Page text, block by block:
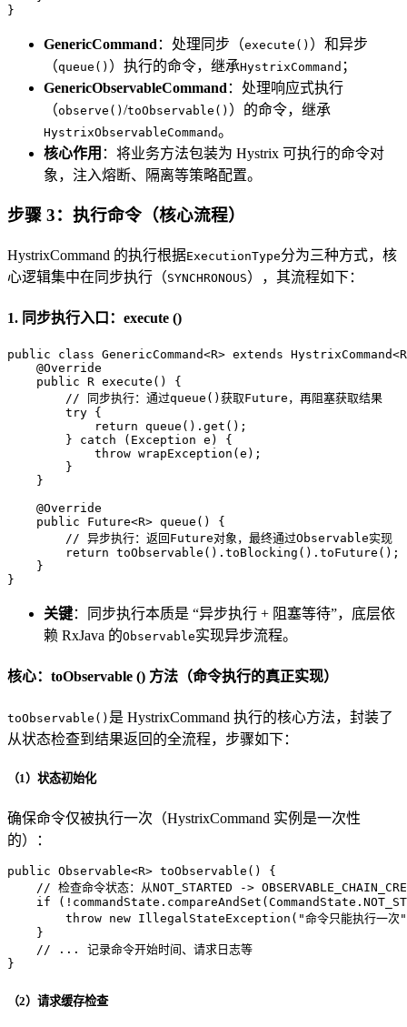
}
GenericCommand ：处理同步（execute() ）和异步
（queue() ）执行的命令，继承HystrixCommand ；
GenericObservableCommand ：处理响应式执行
（observe() /toObservable() ）的命令，继承
HystrixObservableCommand。
核心作用 ：将业务方法包装为 Hystrix 可执行的命令对
象，注入熔断、隔离等策略配置。
步骤 3：执行命令（核心流程）
HystrixCommand 的执行根据ExecutionType分为三种方式，核
心逻辑集中在同步执行（SYNCHRONOUS），其流程如下：
1. 同步执行入口：execute ()
public class GenericCommand<R> extends HystrixCommand
@Override
public R execute ()
{
// 同步执行：通过queue()获取Future，再阻塞获取结果
try {
return queue().get();
        }
catch (Exception e) {
throw wrapException(e);
        }
    }
@Override
public Future<R> queue ()
{
// 异步执行：返回Future对象，最终通过Observable实现
return toObservable().toBlocking().toFuture();
    }
}
关键：同步执行本质是 “异步执行 + 阻塞等待”，底层依
赖 RxJava 的Observable实现异步流程。
核心：toObservable () 方法（命令执行的真正实现）
toObservable() 是 HystrixCommand 执行的核心方法，封装了
从状态检查到结果返回的全流程，步骤如下：
（1）状态初始化
确保命令仅被执行一次（HystrixCommand 实例是一次性
的）：
public Observable<R> toObservable ()
{
// 检查命令状态：从NOT_STARTED ->
if
throw new IllegalStateException ( "命令只能执行一次"
    }
// ... 记录命令开始时间、请求日志等
}
（2）请求缓存检查